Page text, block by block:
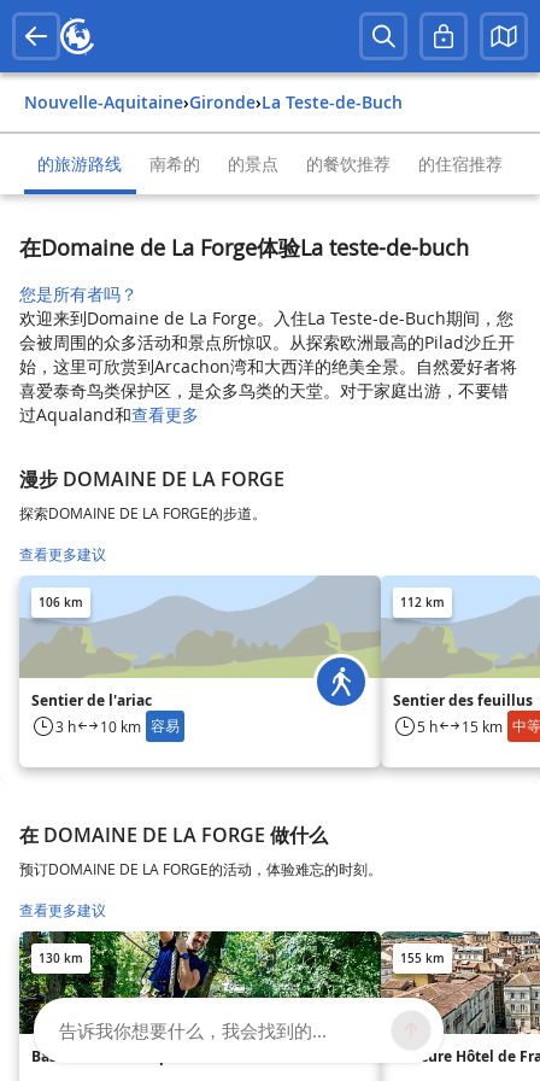
Nouvelle-Aquitaine› Gironde› La Teste-de-Buch
的旅游路线 南希的 的景点 的餐饮推荐 的住宿推荐
在Domaine de La Forge体验La teste-de-buch
您是所有者吗？
欢迎来到Domaine de La Forge。入住La Teste-de-Buch期间，您
会被周围的众多活动和景点所惊叹。从探索欧洲最高的Pilad沙丘开
始，这里可欣赏到Arcachon湾和大西洋的绝美全景。自然爱好者将
喜爱泰奇鸟类保护区，是众多鸟类的天堂。对于家庭出游，不要错
过Aqualand和查看更多
漫步 DOMAINE DE LA FORGE
探索DOMAINE DE LA FORGE的步道。
查看更多建议
106 km
Sentier de l'ariac
3 h 10 km 容易
112 km
Sentier des feuillus
5 h 15 km 中等
在 DOMAINE DE LA FORGE 做什么
预订DOMAINE DE LA FORGE的活动，体验难忘的时刻。
查看更多建议
130 km
Base de loisirs de poltrot
155 km
Mercure Hôtel de
告诉我你想要什么，我会找到的...